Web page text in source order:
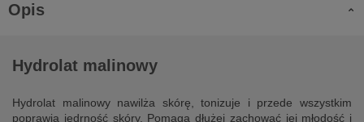
Opis
Hydrolat malinowy
Hydrolat malinowy nawilża skórę, tonizuje i przede wszystkim
poprawia jędrność skóry. Pomaga dłużej zachować jej młodość i